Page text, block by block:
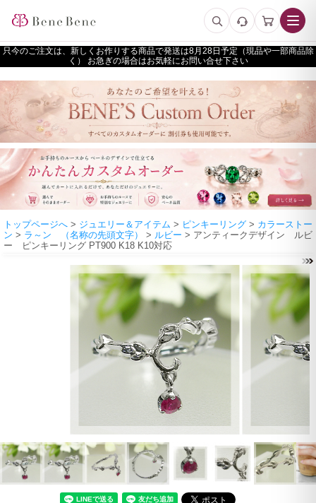
只今のご注文は、新しくお作りする商品で発送は
予定（現品や一部商品除
く） お急ぎの場合はお気軽にお問い合せ下さい
トップページへ > ジュエリー＆アイテム > ピンキーリング > カラーストー
ン > ラ～ン （名称の先頭文字） > ルビー > アンティークデザイン ルビ
ー ピンキーリング PT900 K18 K10対応